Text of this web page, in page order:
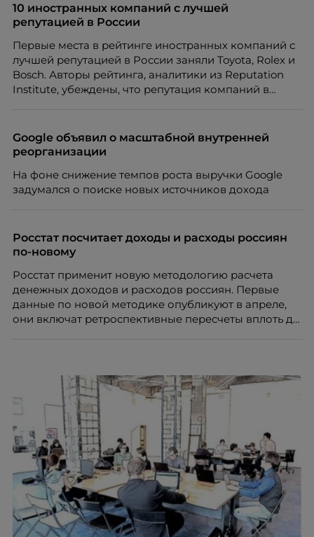
10 иностранных компаний с лучшей
репутацией в России
Первые места в рейтинге иностранных компаний с
лучшей репутацией в России заняли Toyota, Rolex и
Bosch. Авторы рейтинга, аналитики из Reputation
Institute, убеждены, что репутация компаний в
Goоgle объявил о масштабной внутренней
реорганизации
На фоне снижение темпов роста выручки Google
задумался о поиске новых источников дохода
Росстат посчитает доходы и расходы россиян
по-новому
Росстат применит новую методологию расчета
денежных доходов и расходов россиян. Первые
данные по новой методике опубликуют в апреле,
они включат ретроспективные пересчеты вплоть до